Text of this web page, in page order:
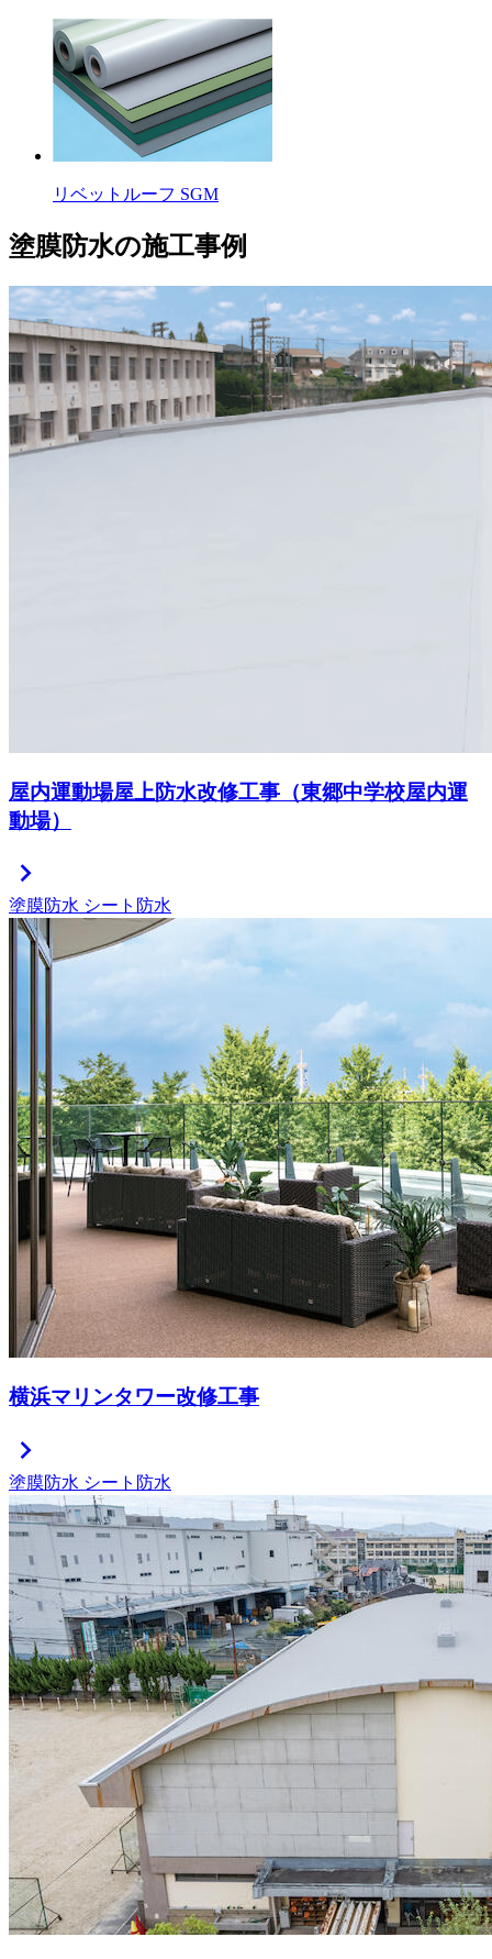
リベットルーフ SGM
塗膜防水の施工事例
屋内運動場屋上防水改修工事（東郷中学校屋内運
動場）
chevron_right
塗膜防水 シート防水
横浜マリンタワー改修工事
chevron_right
塗膜防水 シート防水